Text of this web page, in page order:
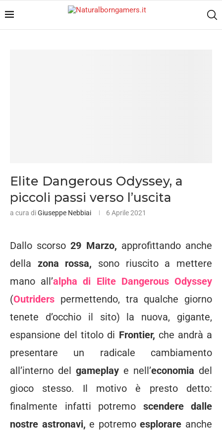
Elite Dangerous Odyssey, a
piccoli passi verso l’uscita
a cura diGiuseppe Nebbiai 6 Aprile 2021
Dallo scorso29 Marzo, approfittando anche
della zona rossa, sono riuscito a mettere
mano all’alpha di Elite Dangerous Odyssey
(Outriders permettendo, tra qualche giorno
tenete d’occhio il sito) la nuova, gigante,
espansione del titolo di Frontier, che andrà a
presentare un radicale cambiamento
all’interno del gameplay e nell’economia del
gioco stesso. Il motivo è presto detto:
finalmente infatti potremo scendere dalle
nostre astronavi, e potremoesplorare anche